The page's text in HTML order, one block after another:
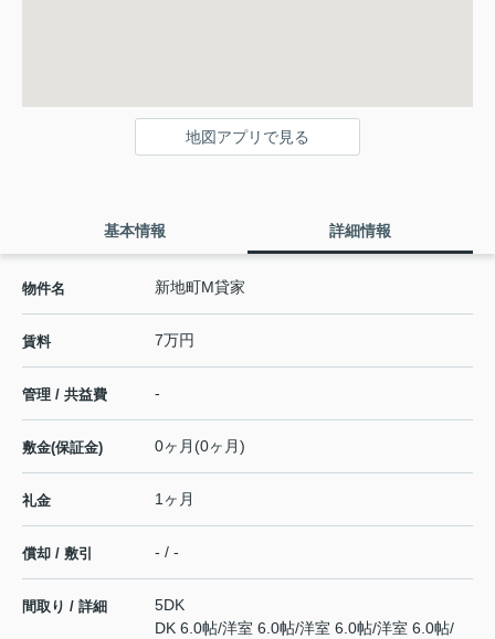
地図アプリで見る
基本情報 詳細情報
物件名 新地町M貸家
賃料 7万円
管理 / 共益費 -
敷金(保証金) 0ヶ月(0ヶ月)
礼金 1ヶ月
償却 / 敷引 - / -
間取り / 詳細
5DK
DK 6.0帖/洋室 6.0帖/洋室 6.0帖/洋室 6.0帖/